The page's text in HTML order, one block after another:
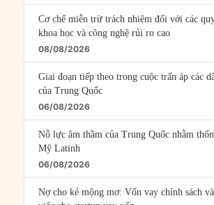
Cơ chế miễn trừ trách nhiệm đối với các
khoa học và công nghệ rủi ro cao
08/08/2026
Giai đoạn tiếp theo trong cuộc trấn áp các
của Trung Quốc
06/08/2026
Nỗ lực âm thầm của Trung Quốc nhằm
Mỹ Latinh
06/08/2026
Nợ cho kẻ mộng mơ: Vốn vay chính sách